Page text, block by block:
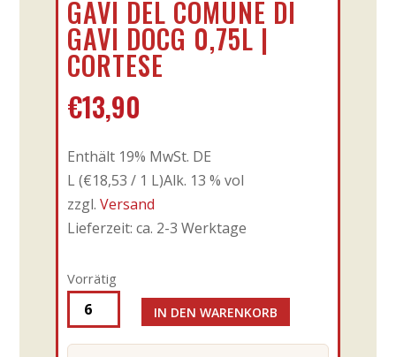
GAVI DEL COMUNE DI
GAVI DOCG 0,75L |
CORTESE
€13,90
Enthält 19% MwSt. DE
L (€18,53 / 1 L)Alk. 13 % vol
zzgl. Versand
Lieferzeit: ca. 2-3 Werktage
Vorrätig
Marco
Bonfante
IN DEN WARENKORB